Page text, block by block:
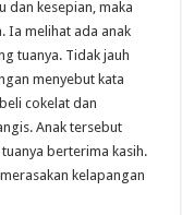
dan kesepian, maka
Ia melihat ada anak
tuanya. Tidak jauh
menyebut kata
cokelat dan
Anak tersebut
berterima kasih.
kelapangan